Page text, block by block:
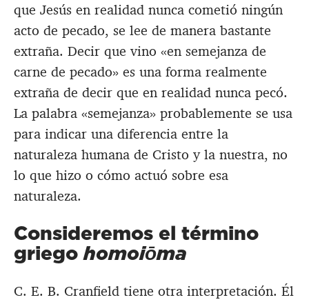
que Jesús en realidad nunca cometió ningún
acto de pecado, se lee de manera bastante
extraña. Decir que vino «en semejanza de
carne de pecado» es una forma realmente
extraña de decir que en realidad nunca pecó.
La palabra «semejanza» probablemente se usa
para indicar una diferencia entre la
naturaleza humana de Cristo y la nuestra, no
lo que hizo o cómo actuó sobre esa
naturaleza.
Consideremos el término
griegohomoiōma
C. E. B. Cranfield tiene otra interpretación. Él